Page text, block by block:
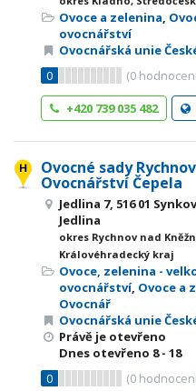
Ovoce a zelenina,
ovocnářství
Ovocnářská unie
0
(0
+420 739 035 482
Ovocné sady
Ovocnářství Čepela
Jedlina 7, 516 01
Jedlina
okres Rychnov nad
Královéhradecký kraj
Ovoce, zelenina -
ovocnářství, Ovoce a
Ovocnář
Ovocnářská unie
Právě je otevřeno
Dnes otevřeno 8 - 18
0
(0